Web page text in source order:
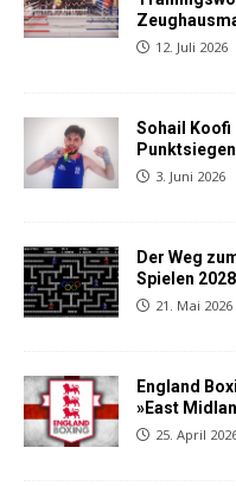
12. Juli 2026
Sohail Koofi
3. Juni 2026
Der Weg
Spielen
21. Mai 2026
England
»East
25. April